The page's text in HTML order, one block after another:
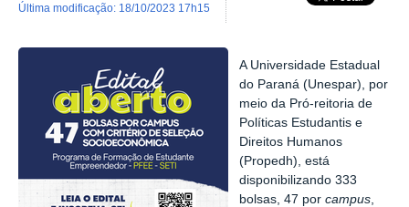
última modificação: 18/10/2023 17h15
A Universidade Estadual
do Paraná (Unespar), por
meio da Pró-reitoria de
Políticas Estudantis e
Direitos Humanos
(Propedh), está
disponibilizando 333
bolsas, 47 porcampus